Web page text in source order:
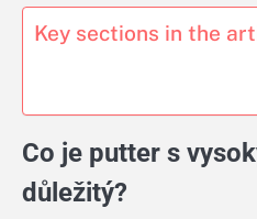
Key sections in the
Co je putter s
důležitý?